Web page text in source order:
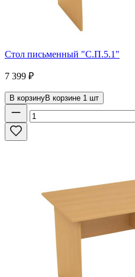
Стол письменный "С.П.5.1"
7 399 ₽
В корзинуВ корзине 1 шт